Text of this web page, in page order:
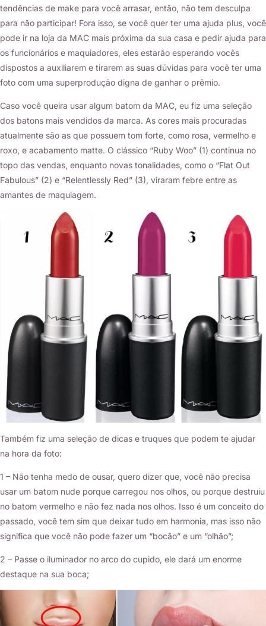
tendências de make para você arrasar, então, não tem desculpa
para não participar! Fora isso, se você quer ter uma ajuda plus, você
pode ir na loja da MAC mais próxima da sua casa e pedir ajuda para
os funcionários e maquiadores, eles estarão esperando vocês
dispostos a auxiliarem e tirarem as suas dúvidas para você ter uma
foto com uma superprodução digna de ganhar o prêmio.
Caso você queira usar algum batom da MAC, eu fiz uma seleção
dos batons mais vendidos da marca. As cores mais procuradas
atualmente são as que possuem tom forte, como rosa, vermelho e
roxo, e acabamento matte. O clássico “Ruby Woo” (1) continua no
topo das vendas, enquanto novas tonalidades, como o “Flat Out
Fabulous” (2) e “Relentlessly Red” (3), viraram febre entre as
amantes de maquiagem.
Também fiz uma seleção de dicas e truques que podem te ajudar
na hora da foto:
1 – Não tenha medo de ousar, quero dizer que, você não precisa
usar um batom nude porque carregou nos olhos, ou porque destruiu
no batom vermelho e não fez nada nos olhos. Isso é um conceito do
passado, você tem sim que deixar tudo em harmonia, mas isso não
significa que você não pode fazer um “bocão” e um “olhão”;
2 – Passe o iluminador no arco do cupido, ele dará um enorme
destaque na sua boca;